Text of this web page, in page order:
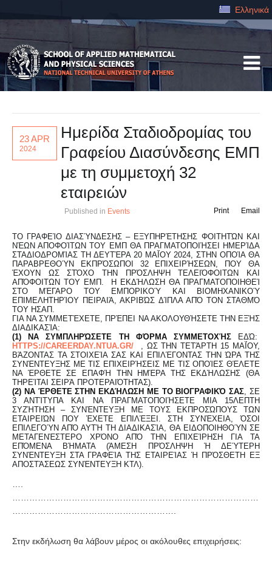
Ελληνικά
23 APR
2024
Ημερίδα Σταδιοδρομίας του
Γραφείου Διασύνδεσης ΕΜΠ
με τη συμμετοχή 32
εταιρειών
Published in Events Email
Print
ΤΟ ΓΡΑΦΕΊΟ ΔΙΑΣΎΝΔΕΣΗΣ – ΕΞΥΠΗΡΈΤΗΣΗΣ ΦΟΙΤΗΤΏΝ ΚΑΙ
ΝΈΩΝ ΑΠΟΦΟΊΤΩΝ ΤΟΥ ΕΜΠ ΘΑ ΠΡΑΓΜΑΤΟΠΟΙΉΣΕΙ ΗΜΕΡΊΔΑ
ΣΤΑΔΙΟΔΡΟΜΊΑΣ ΤΗ ΔΕΥΤΈΡΑ 20 ΜΑΪ́ΟΥ 2024, ΣΤΗΝ ΟΠΟΊΑ ΘΑ ΠΑ
ΡΑΒΡΕΘΟΎΝ ΕΚΠΡΌΣΩΠΟΙ 32 ΕΠΙΧΕΙΡΉΣΕΩΝ, ΠΟΥ ΘΑ ΈΧ
ΟΥΝ ΩΣ ΣΤΌΧΟ ΤΗΝ ΠΡΌΣΛΗΨΗ ΤΕΛΕΙΌΦΟΙΤΩΝ ΚΑΙ ΑΠ
ΌΦΟΙΤΩΝ ΤΟΥ ΕΜΠ. Η ΕΚΔΉΛΩΣΗ ΘΑ ΠΡΑΓΜΑΤΟΠΟΙΗΘΕΊ ΣΤ
Ο ΜΈΓΑΡΟ ΤΟΥ ΕΜΠΟΡΙΚΟΎ ΚΑΙ ΒΙΟΜΗΧΑΝΙΚΟΎ ΕΠ
ΙΜΕΛΗΤΗΡΊΟΥ ΠΕΙΡΑΙΆ, ΑΚΡΙΒΏΣ ΔΊΠΛΑ ΑΠΌ ΤΟΝ ΣΤΑΘΜΌ ΤΟ
Υ ΗΣΑΠ.
ΓΙΑ ΝΑ ΣΥΜΜΕΤΈΧΕΤΕ, ΠΡΈΠΕΙ ΝΑ ΑΚΟΛΟΥΘΉΣΕΤΕ ΤΗΝ ΕΞΉΣ
ΔΙΑΔΙΚΑΣΊΑ:
(1) ΝΑ ΣΥΜΠΛΗΡΏΣΕΤΕ ΤΗ ΦΌΡΜΑ ΣΥΜΜΕΤΟΧΉΣΕΔΏ:
HTTPS://CAREERDAY.NTUA.GR/ , ΩΣ ΤΗΝ ΤΕΤΆΡΤΗ 15 ΜΑΪ́ΟΥ, ΒΆ
ΖΟΝΤΑΣ ΤΑ ΣΤΟΙΧΕΊΑ ΣΑΣ ΚΑΙ ΕΠΙΛΈΓΟΝΤΑΣ ΤΗΝ ΏΡΑ ΤΗΣ ΣΥ
ΝΈΝΤΕΥΞΗΣ ΜΕ ΤΙΣ ΕΠΙΧΕΙΡΉΣΕΙΣ ΜΕ ΤΙΣ ΟΠΟΊΕΣ ΘΈΛΕΤΕ ΝΑ
ΈΡΘΕΤΕ ΣΕ ΕΠΑΦΉ ΤΗΝ ΗΜΈΡΑ ΤΗΣ ΕΚΔΉΛΩΣΗΣ (ΘΑ ΤΗ
ΡΕΊΤΑΙ ΣΕΙΡΆ ΠΡΟΤΕΡΑΙΌΤΗΤΑΣ).
(2) ΝΑ ΈΡΘΕΤΕ ΣΤΗΝ ΕΚΔΉΛΩΣΗ ΜΕ ΤΟ ΒΙΟΓΡΑΦΙΚΌ ΣΑΣ, ΣΕ
3 ΑΝΤΊΤΥΠΑ ΚΑΙ ΝΑ ΠΡΑΓΜΑΤΟΠΟΙΉΣΕΤΕ ΜΙΑ 15ΛΕΠΤΗ
ΣΥΖΉΤΗΣΗ – ΣΥΝΈΝΤΕΥΞΗ ΜΕ ΤΟΥΣ ΕΚΠΡΟΣΏΠΟΥΣ ΤΩΝ
ΕΤΑΙΡΕΙΏΝ ΠΟΥ ΈΧΕΤΕ ΕΠΙΛΈΞΕΙ. ΣΤΗ ΣΥΝΈΧΕΙΑ, ΌΣΟΙ
ΕΠΙΛΕΓΟΎΝ ΑΠΌ ΑΥΤΉ ΤΗ ΔΙΑΔΙΚΑΣΊΑ, ΘΑ ΕΙΔΟΠΟΙΗΘΟΎΝ ΣΕ
ΜΕΤΑΓΕΝΈΣΤΕΡΟ ΧΡΌΝΟ ΑΠΌ ΤΗΝ ΕΠΙΧΕΊΡΗΣΗ ΓΙΑ ΤΑ
ΕΠΌΜΕΝΑ ΒΉΜΑΤΑ (ΆΜΕΣΗ ΠΡΌΣΛΗΨΗ Ή ΔΕΎΤΕΡΗ
ΣΥΝΈΝΤΕΥΞΗ ΣΤΑ ΓΡΑΦΕΊΑ ΤΗΣ ΕΤΑΙΡΕΊΑΣ Ή ΠΡΌΣΘΕΤΗ ΕΞ
ΑΠΟΣΤΆΣΕΩΣ ΣΥΝΈΝΤΕΥΞΗ ΚΤΛ).
Στην εκδήλωση θα λάβουν μέρος οι ακόλουθες επιχειρήσεις: